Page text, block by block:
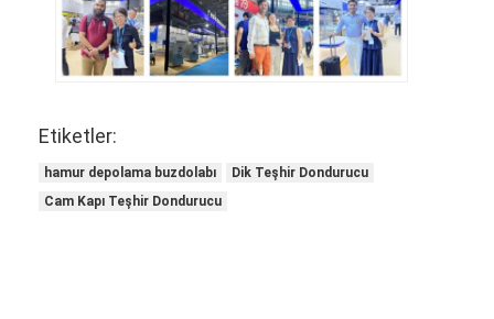
Fırın üretim hattı
Unlu Karıştırıcı
Ticari yumurta döven makine
Hamur Yuvarlama Makinesi
Etiketler:
hamur depolama buzdolabı
Dik Teşhir Dondurucu
Cam Kapı Teşhir Dondurucu